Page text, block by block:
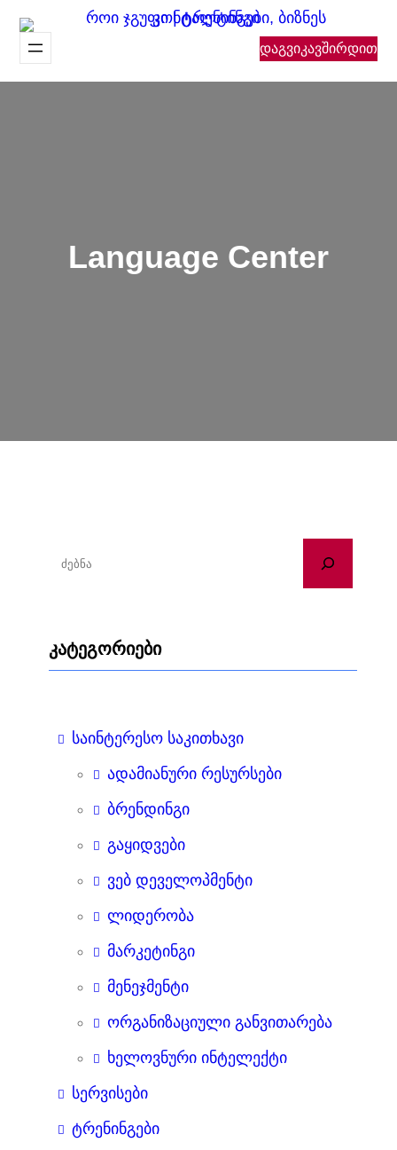
გადასვლა
დაგვიკავშირდით
Language Center
აკატეგორიები
საინტერესო საკითხავი
ადამიანური რესურსები
ბრენდინგი
გაყიდვები
ვებ დეველოპმენტი
ლიდერობა
მარკეტინგი
მენეჯმენტი
ორგანიზაციული განვითარება
ხელოვნური ინტელექტი
სერვისები
ტრენინგები